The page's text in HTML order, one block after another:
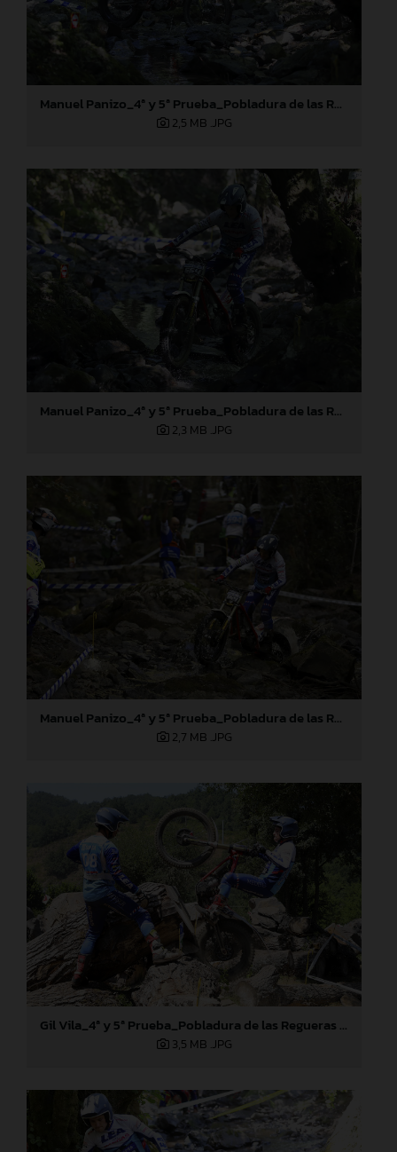
Manuel Panizo_4ª y 5ª Prueba_Pobladura de las Regueras (León)
2,5 MB .JPG
Manuel Panizo_4ª y 5ª Prueba_Pobladura de las Regueras (León)
2,3 MB .JPG
Manuel Panizo_4ª y 5ª Prueba_Pobladura de las Regueras (León)
2,7 MB .JPG
Gil Vila_4ª y 5ª Prueba_Pobladura de las Regueras (León)
3,5 MB .JPG